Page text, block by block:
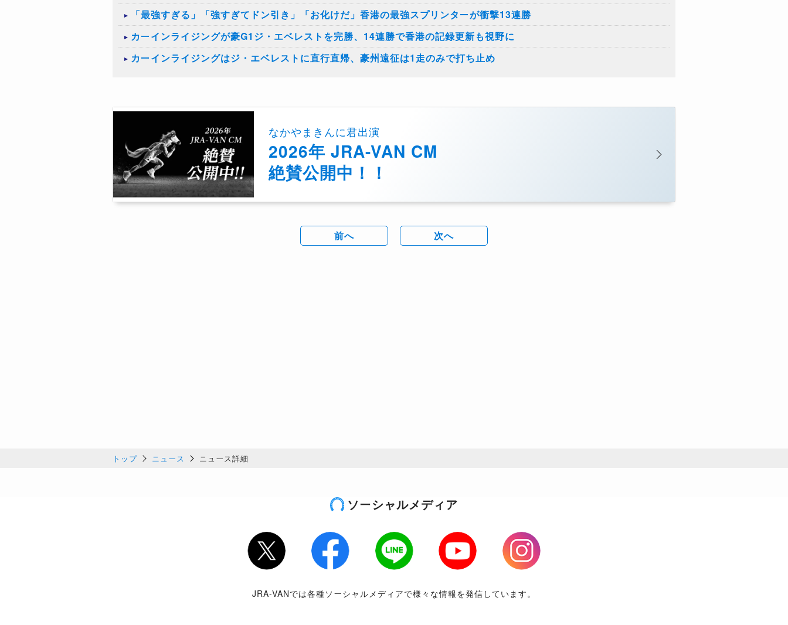
「最強すぎる」「強すぎてドン引き」「お化けだ」香港の最強スプリンターが衝撃13連勝
カーインライジングが豪G1ジ・エベレストを完勝、14連勝で香港の記録更新も視野に
カーインライジングはジ・エベレストに直行直帰、豪州遠征は1走のみで打ち止め
なかやまきんに君出演
2026年 JRA-VAN CM
絶賛公開中！！
前へ 次へ
トップ ニュース ニュース詳細
ソーシャルメディア
Twitter Facebook LINE Youtube
Instagram
JRA-VANでは各種ソーシャルメディアで様々な情報を発信しています。